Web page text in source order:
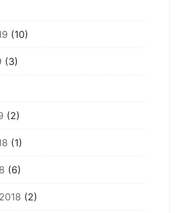
(10)
(3)
(2)
(1)
(6)
(2)